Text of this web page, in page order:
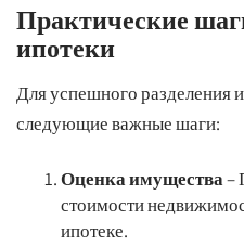
Практические
ипотеки
Для успешного разделения
следующие важные шаги:
Оценка имущества–
стоимости
ипотеке.